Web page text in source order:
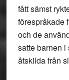
fått sämst
förespråkade
och de
satte barnen
åtskilda från